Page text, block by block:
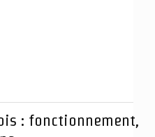
: fonctionnement,